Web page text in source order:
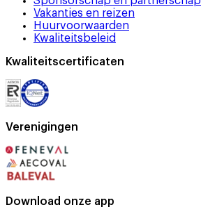
Vakanties en reizen
Huurvoorwaarden
Kwaliteitsbeleid
Kwaliteitscertificaten
Verenigingen
Download onze app